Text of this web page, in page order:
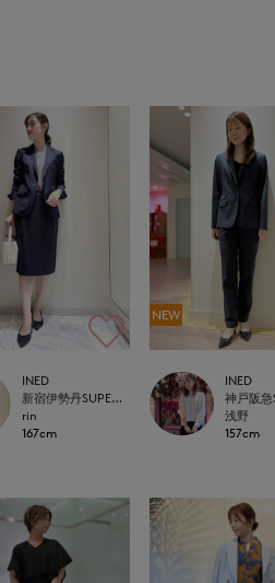
INED
新宿伊勢丹SUPERIOR CLOSET
rin
167cm
NEW
INED
浅野
157cm